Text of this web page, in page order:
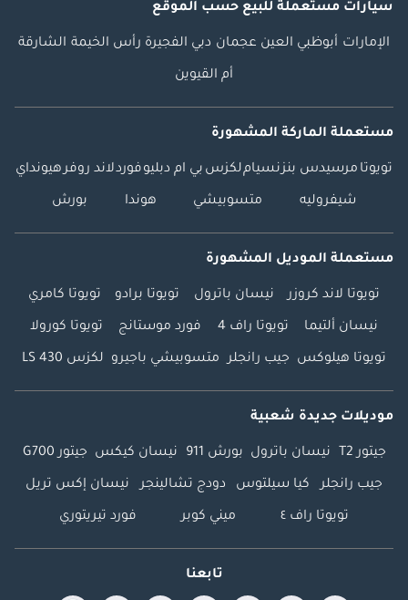
سيارات مستعملة للبيع حسب الموقع
الإمارات أبوظبي العين عجمان دبي الفجيرة رأس الخيمة الشارقة
أم القيوين
مستعملة الماركة المشهورة
تويوتا مرسيدس بنزنسياملكزس بي ام دبليوفوردلاند روفرهيونداي
شيفروليه متسوبيشي هوندا بورش
مستعملة الموديل المشهورة
تويوتا لاند كروزر نيسان باترول تويوتا برادو تويوتا كامري
نيسان ألتيما تويوتا راف 4 فورد موستانج تويوتا كورولا
تويوتا هيلوكس جيب رانجلر متسوبيشي باجيرو لكزس LS 430
موديلات جديدة شعبية
جيتور T2 نيسان باترول بورش 911 نيسان كيكس جيتور G700
جيب رانجلر كيا سيلتوس دودج تشالينجر نيسان إكس تريل
تويوتا راف ٤ ميني كوبر فورد تيريتوري
تابعنا